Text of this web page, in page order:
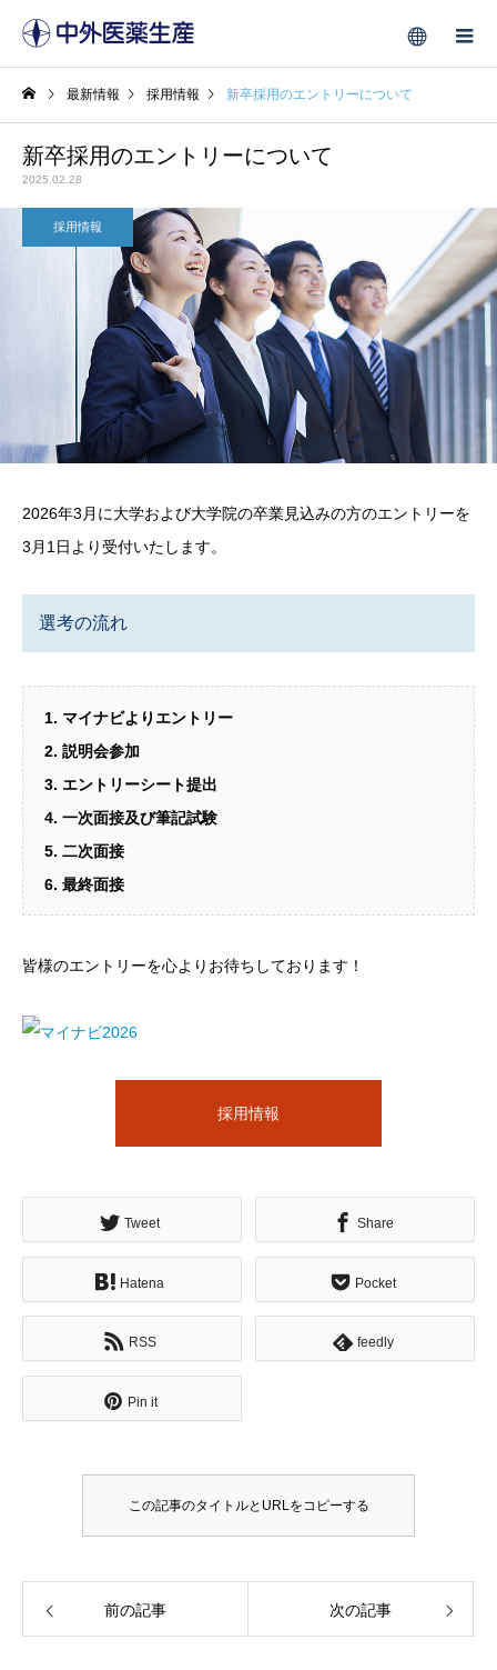
最新情報 採用情報 新卒採用のエントリーについて
新卒採用のエントリーについて
2025.02.28
採用情報
2026年3月に大学および大学院の卒業見込みの方のエントリーを
3月1日より受付いたします。
選考の流れ
マイナビよりエントリー
説明会参加
エントリーシート提出
一次面接及び筆記試験
二次面接
最終面接
皆様のエントリーを心よりお待ちしております！
採用情報
Tweet Share
Hatena Pocket
RSS feedly
Pin it
この記事のタイトルとURLをコピーする
前の記事 次の記事